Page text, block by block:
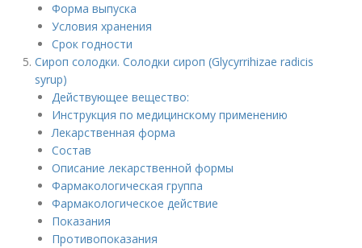
Форма выпуска
Условия хранения
Срок годности
Сироп солодки. Солодки сироп (Glycyrrihizae radicis
syrup)
Действующее вещество:
Инструкция по медицинскому применению
Лекарственная форма
Состав
Описание лекарственной формы
Фармакологическая группа
Фармакологическое действие
Показания
Противопоказания